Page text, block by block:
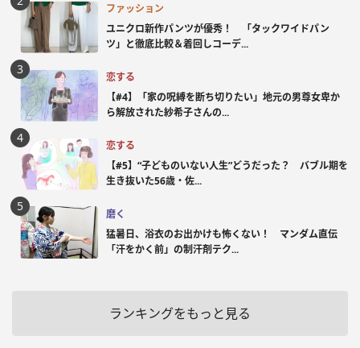
ファッション
ユニクロ新作パンツが優秀！ 「タックワイドパン
ツ」と徹底比較＆着回しコーデ...
恋する
【#4】「家の呪縛を断ち切りたい」地元の男尊女卑か
ら解放された紗希子さんの...
恋する
【#5】“子どものいない人生”どうだった？ バブル期を
生き抜いた56歳・佐...
磨く
猛暑日、浴衣のお出かけも怖くない！ マンダム直伝
「汗をかく前」の制汗剤テク...
ランキングをもっと見る